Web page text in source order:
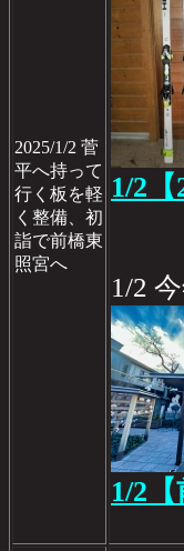
2025/1/2 菅
平へ持って
行く板を軽
く整備、初
詣で前橋東
照宮へ
1/2
1/2
1/2